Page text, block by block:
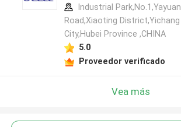
Industrial Park,No.1,Yayuan
Road,Xiaoting District,Yichang
City,Hubei Province ,CHINA
5.0
Proveedor verificado
Vea más